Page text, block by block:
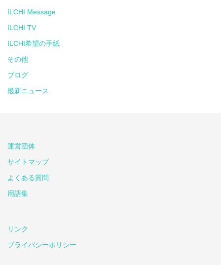
ILCHI Message
ILCHI TV
ILCHI希望の手紙
その他
ブログ
最新ニュース
運営団体
サイトマップ
よくある質問
用語集
リンク
プライバシーポリシー